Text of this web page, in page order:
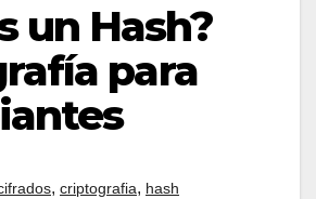
un Hash?
para
, criptografia, hash